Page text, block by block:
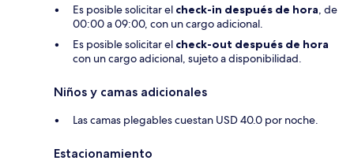
Es posible solicitar el check-in después de hora, de
00:00 a 09:00, con un cargo adicional.
Es posible solicitar el check-out después de hora
con un cargo adicional, sujeto a disponibilidad.
Niños y camas adicionales
Las camas plegables cuestan USD 40.0 por noche.
Estacionamiento